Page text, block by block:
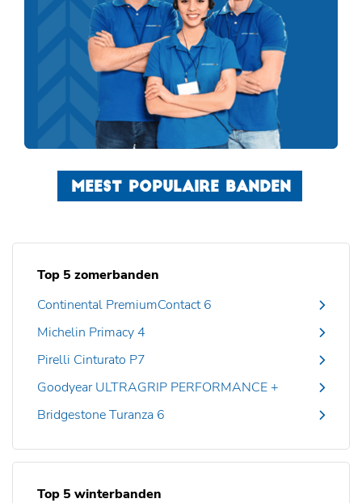
MEEST POPULAIRE BANDEN
Top 5 zomerbanden
Continental PremiumContact 6
Michelin Primacy 4
Pirelli Cinturato P7
Goodyear ULTRAGRIP PERFORMANCE +
Bridgestone Turanza 6
Top 5 winterbanden